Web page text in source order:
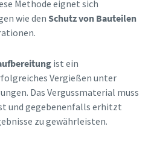
Methode eignet sich
wie den Schutz von Bauteilen
ist ein
Vergießen unter
Das Vergussmaterial muss
und gegebenenfalls erhitzt
zu gewährleisten.